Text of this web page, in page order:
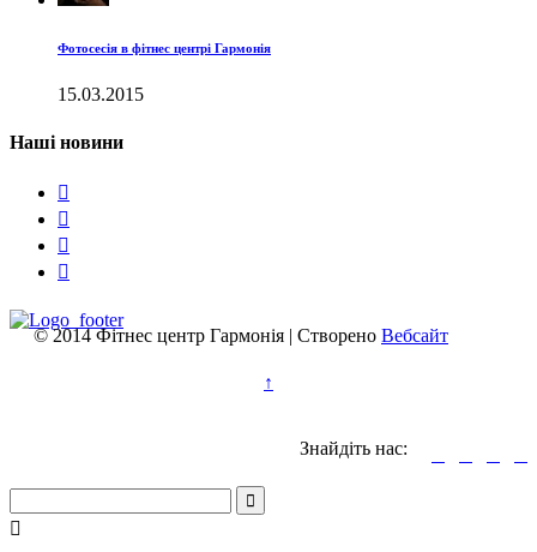
Фотосесія в фітнес центрі Гармонія
15.03.2015
Наші новини




© 2014 Фітнес центр Гармонія | Створено Вебсайт
↑
Знайдіть нас:

